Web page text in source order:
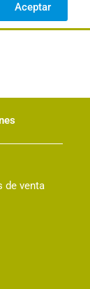
Aceptar
de venta